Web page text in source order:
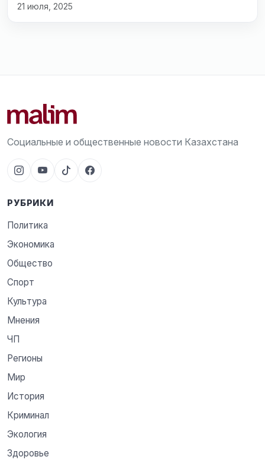
21 июля, 2025
Социальные и общественные новости Казахстана
РУБРИКИ
Политика
Экономика
Общество
Спорт
Культура
Мнения
ЧП
Регионы
Мир
История
Криминал
Экология
Здоровье